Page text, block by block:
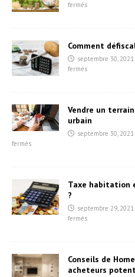
fermés
Comment
septembre 30, 2021
fermés
Vendre un
urbain
septembre 30, 2021
fermés
Taxe habitation
?
septembre 29, 2021
fermés
Conseils de
acheteurs